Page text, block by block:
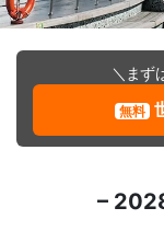
＼まず
無料
–